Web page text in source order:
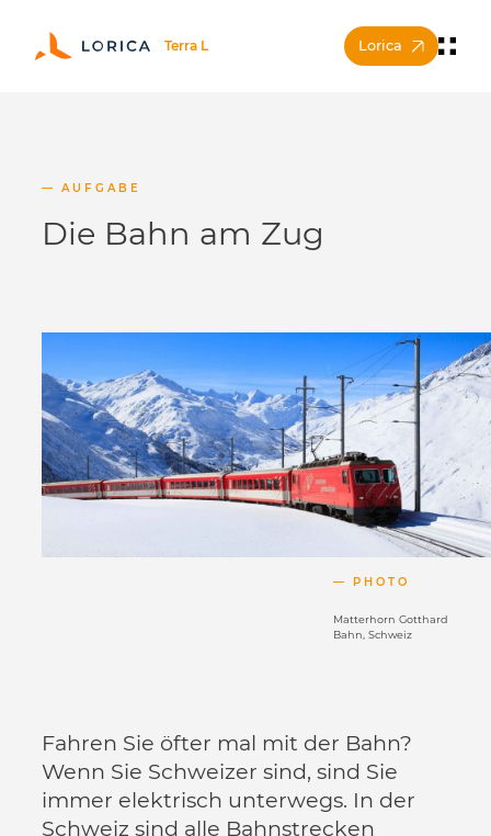
Lorica
AUFGABE
Die Bahn am Zug
PHOTO
Matterhorn Gotthard
Bahn, Schweiz
Fahren Sie öfter mal mit der Bahn?
Wenn Sie Schweizer sind, sind Sie
immer elektrisch unterwegs. In der
Schweiz sind alle Bahnstrecken